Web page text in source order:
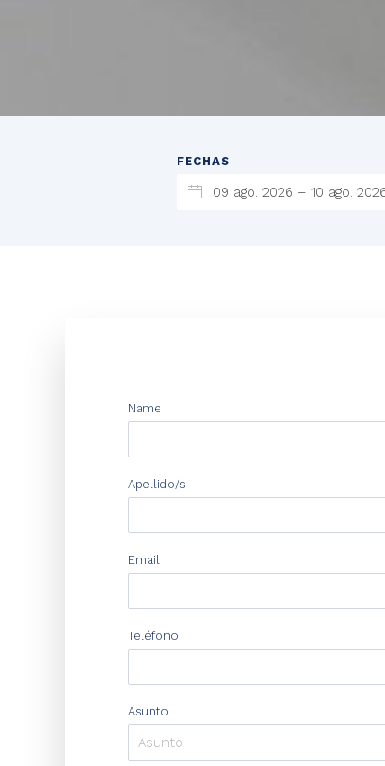
FECHAS
Name
Apellido/s
Email
Teléfono
Asunto